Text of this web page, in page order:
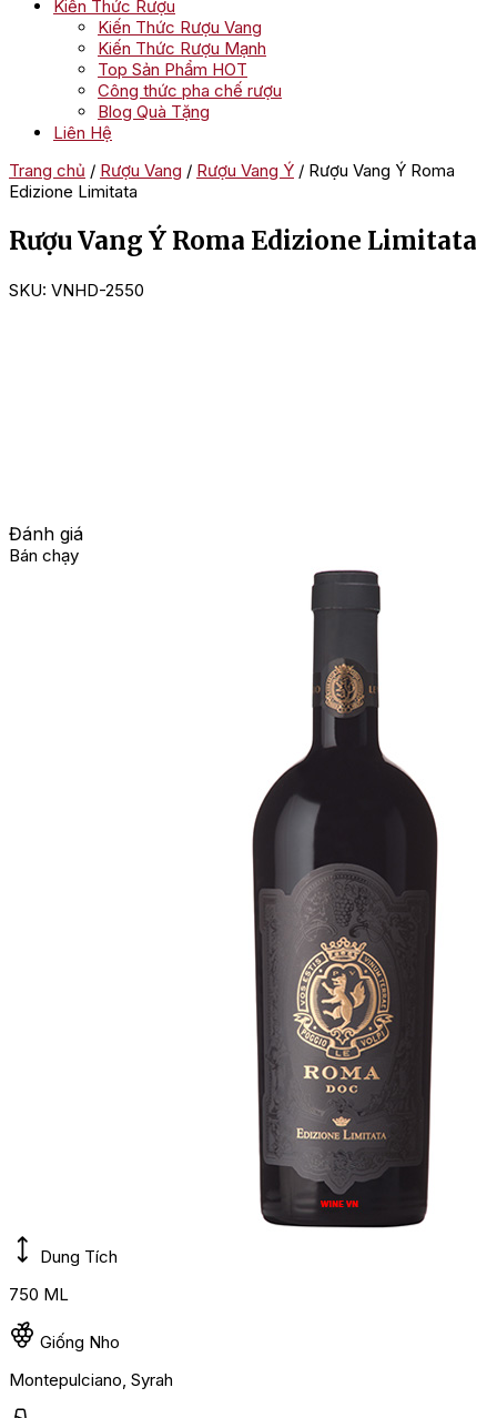
Kiến Thức Rượu
Kiến Thức Rượu Vang
Kiến Thức Rượu Mạnh
Top Sản Phẩm HOT
Công thức pha chế rượu
Blog Quà Tặng
Liên Hệ
Trang chủ / Rượu Vang / Rượu Vang Ý / Rượu Vang Ý Roma
Edizione Limitata
Rượu Vang Ý Roma Edizione Limitata
SKU: VNHD-2550
Đánh giá
Bán chạy
Dung Tích
750 ML
Giống Nho
Montepulciano, Syrah